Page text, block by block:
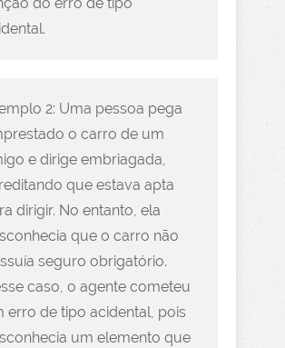
2: Uma pessoa pega
o carro de um
e dirige embriagada,
que estava apta
dirigir. No entanto, ela
que o carro não
seguro obrigatório.
caso, o agente cometeu
erro de tipo acidental, pois
um elemento que